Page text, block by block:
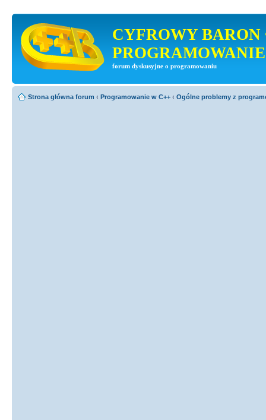
CYFROWY BARON
PROGRAMOWANIE
forum dyskusyjne o programowaniu
Strona główna forum ‹ Programowanie w C++ ‹ Ogólne problemy z